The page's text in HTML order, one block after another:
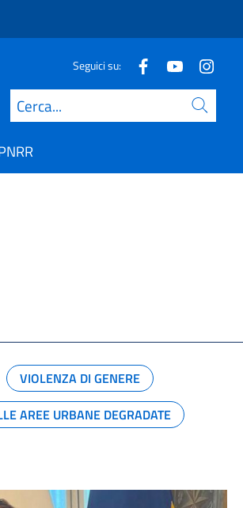
Seguici su:
Cerca
VIOLENZA DI GENERE
AREE URBANE DEGRADATE